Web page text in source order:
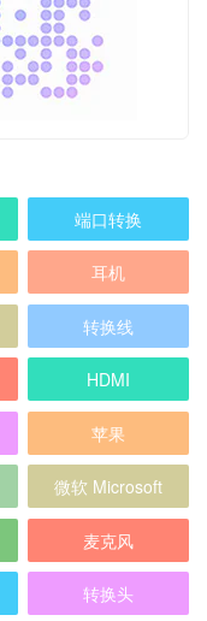
端口转换
耳机
转换线
HDMI
苹果
微软 Microsoft
麦克风
转换头